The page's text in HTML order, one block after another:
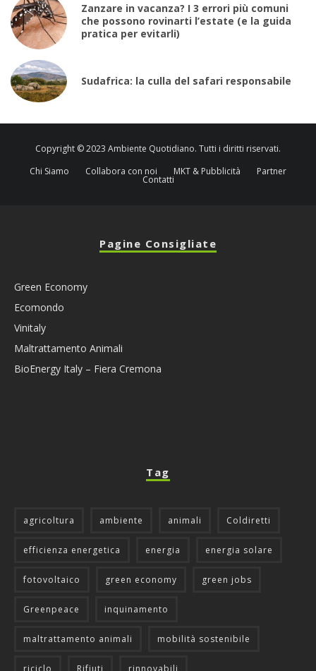
Zanzare in vacanza? I 3 errori più comuni
che possono rovinarti l’estate (e la guida
pratica per evitarli)
Sudafrica: la culla del safari responsabile
Copyright © 2023 Ambiente Quotidiano. Tutti i diritti riservati.
Chi Siamo
Collabora con noi MKT & Pubblicità Partner
Contatti
Pagine Consigliate
Green Economy
Ecomondo
Vinitaly
Maltrattamento Animali
BioEnergy Italy – Fiera Cremona
Tag
agricoltura ambiente animali Coldiretti
efficienza energetica energia energia solare
fotovoltaico green economy green jobs
Greenpeace inquinamento
maltrattamento animali mobilità sostenibile
riciclo Rifiuti rinnovabili